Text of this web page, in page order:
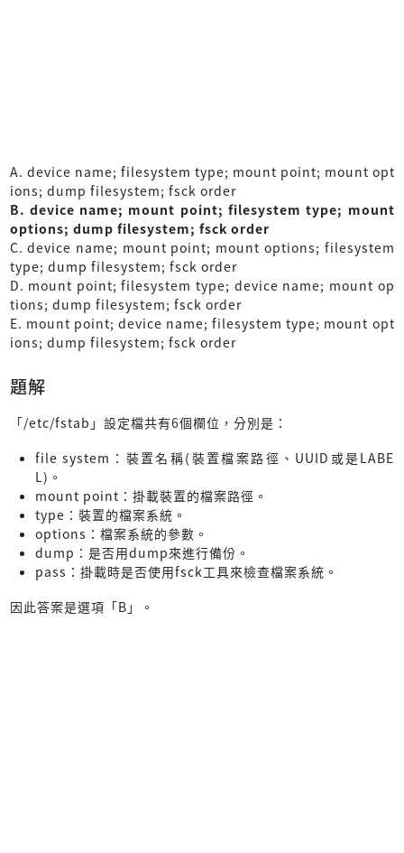
A. device name; filesystem type; mount point; mount opt
ions; dump filesystem; fsck order
B. device name; mount point; filesystem type; mount
options; dump filesystem; fsck order
C. device name; mount point; mount options; filesystem
type; dump filesystem; fsck order
D. mount point; filesystem type; device name; mount op
tions; dump filesystem; fsck order
E. mount point; device name; filesystem type; mount opt
ions; dump filesystem; fsck order
題解
「/etc/fstab」設定檔共有6個欄位，分別是：
file system：裝置名稱(裝置檔案路徑、UUID或是LABE
L)。
mount point：掛載裝置的檔案路徑。
type：裝置的檔案系統。
options：檔案系統的參數。
dump：是否用dump來進行備份。
pass：掛載時是否使用fsck工具來檢查檔案系統。
因此答案是選項「B」。